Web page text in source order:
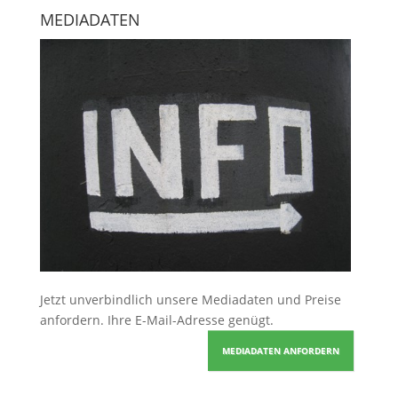
MEDIADATEN
Jetzt unverbindlich unsere Mediadaten und Preise
anfordern. Ihre E-Mail-Adresse genügt.
MEDIADATEN ANFORDERN